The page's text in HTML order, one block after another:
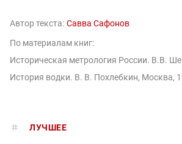
Автор текста: Савва Сафонов
По материалам книг:
Историческая метрология России. В.В.
История водки. В. В. Похлебкин, Москва,
ЛУЧШЕЕ